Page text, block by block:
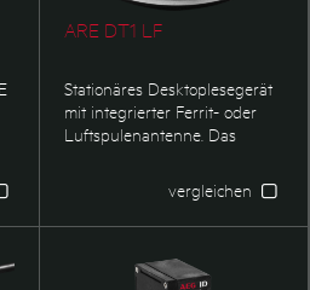
ARE DT1 LF
Stationäres Desktoplesegerät
mit integrierter Ferrit- oder
Luftspulenantenne. Das
HID Schnittstelle. Das 3D-
Logo ist individuell gestaltbar.
vergleichen